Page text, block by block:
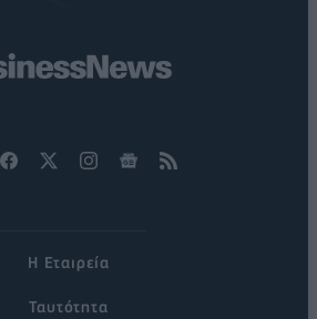
Η Εταιρεία
Ταυτότητα